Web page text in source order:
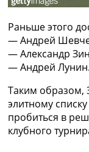
ТВ
RU
UA
Categories
Главная
Раньше этого
— Андрей
— Александр
— Андрей Лунин.
Таким образом,
элитному
пробиться в
клубного